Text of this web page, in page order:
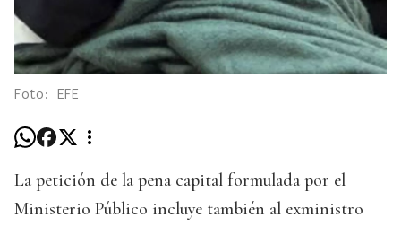
Foto: EFE
La petición de la pena capital formulada por el
Ministerio Público incluye también al exministro